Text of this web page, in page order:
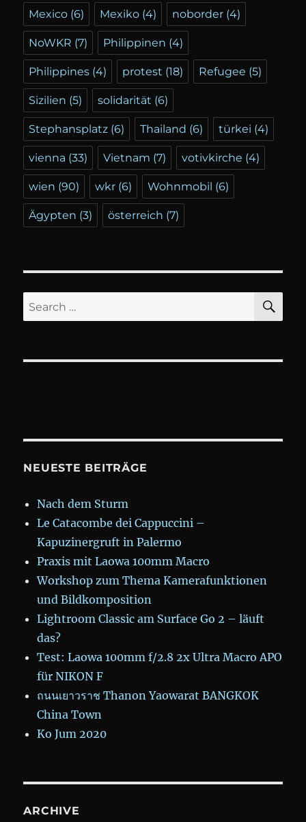
Mexico (6) Mexiko (4) noborder (4)
NoWKR (7) Philippinen (4)
Philippines (4) protest (18) Refugee (5)
Sizilien (5) solidarität (6)
Stephansplatz (6) Thailand (6) türkei (4)
vienna (33) Vietnam (7) votivkirche (4)
wien (90) wkr (6) Wohnmobil (6)
Ägypten (3) österreich (7)
Search
for:
NEUESTE BEITRÄGE
Nach dem Sturm
Le Catacombe dei Cappuccini –
Kapuzinergruft in Palermo
Praxis mit Laowa 100mm Macro
Workshop zum Thema Kamerafunktionen
und Bildkomposition
Lightroom Classic am Surface Go 2 – läuft
das?
Test: Laowa 100mm f/2.8 2x Ultra Macro APO
für NIKON F
ถนนเยาวราช Thanon Yaowarat BANGKOK
China Town
Ko Jum 2020
ARCHIVE